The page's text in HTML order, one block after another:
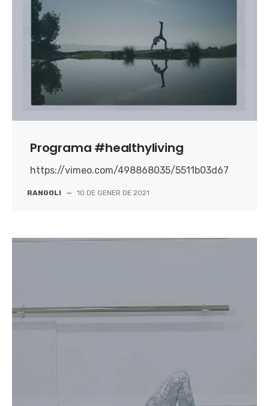
Programa #healthyliving
https://vimeo.com/498868035/5511b03d67
RANGOLI — 10 DE GENER DE 2021